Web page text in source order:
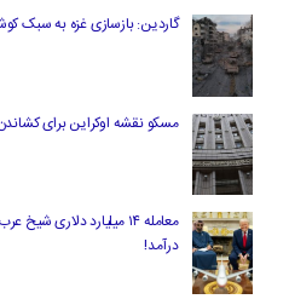
گاردین: بازسازی غزه به سبک
مسکو نقشه اوکراین برای
معامله ۱۴ میلیارد
درآمد!